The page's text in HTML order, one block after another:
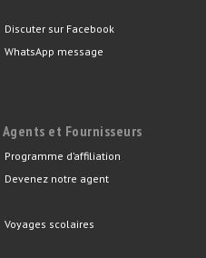
Discuter sur Facebook
WhatsApp message
Agents et Fournisseurs
Programme d’affiliation
Devenez notre agent
Voyages scolaires